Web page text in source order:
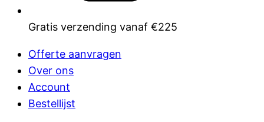
Gratis verzending vanaf €225
Offerte aanvragen
Over ons
Account
Bestellijst